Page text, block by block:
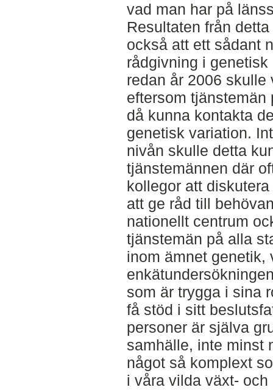
vad man har på
Resultaten från
också att ett sådant
rådgivning i
redan år 2006
eftersom
då kunna kontakta
genetisk variation.
nivån skulle detta
tjänstemännen där
kollegor att
att ge råd till
nationellt centrum
tjänstemän på alla
inom ämnet genetik,
som är trygga i sina
få stöd i sitt
personer är själva
samhälle, inte minst
något så komplext
i våra vilda växt-